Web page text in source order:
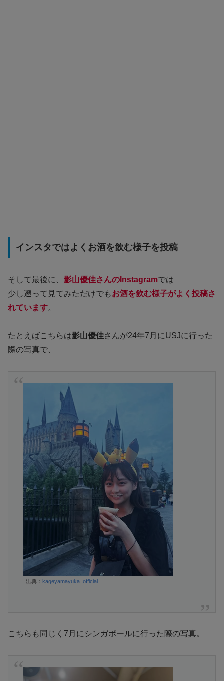
インスタではよくお酒を飲む様子を投稿
そして最後に、 影山優佳さんのInstagramでは
少し遡って見てみただけでもお酒を飲む様子がよく投稿さ
れています。
たとえばこちらは影山優佳さんが24年7月にUSJに行った
際の写真で、
出典： kageyamayuka_official
こちらも同じく7月にシンガポールに行った際の写真。